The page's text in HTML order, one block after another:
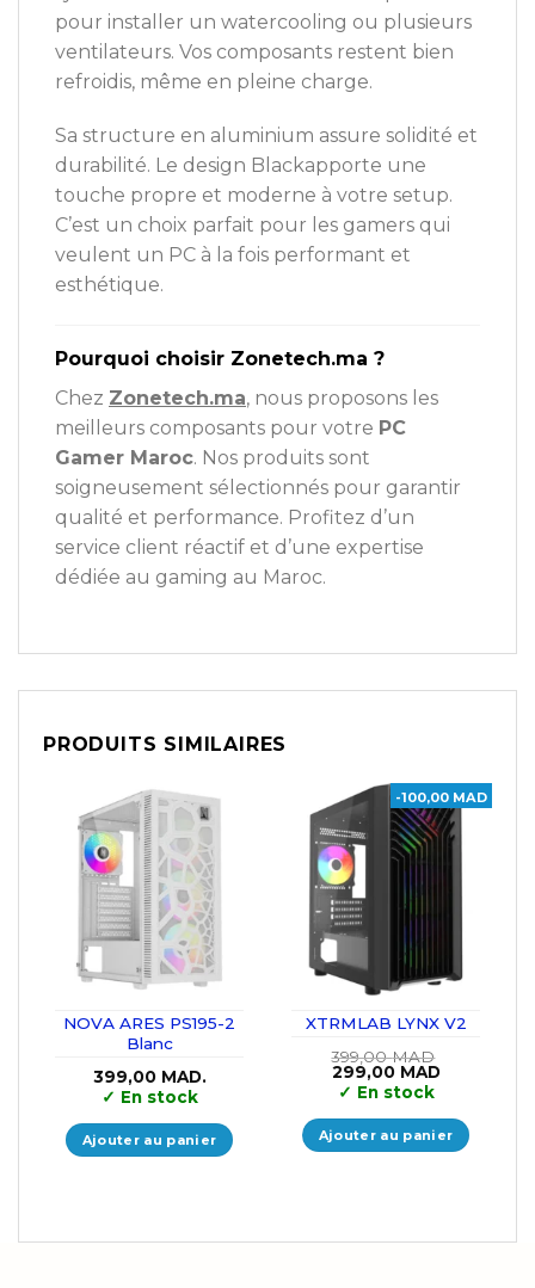
pour installer un watercooling ou plusieurs
ventilateurs. Vos composants restent bien
refroidis, même en pleine charge.
Sa structure en aluminium assure solidité et
durabilité. Le design Blackapporte une
touche propre et moderne à votre setup.
C’est un choix parfait pour les gamers qui
veulent un PC à la fois performant et
esthétique.
Pourquoi choisir Zonetech.ma ?
Chez Zonetech.ma, nous proposons les
meilleurs composants pour votre PC
Gamer Maroc. Nos produits sont
soigneusement sélectionnés pour garantir
qualité et performance. Profitez d’un
service client réactif et d’une expertise
dédiée au gaming au Maroc.
PRODUITS SIMILAIRES
NOVA ARES PS195-2
Blanc
399,00 MAD.
✓ En stock
Ajouter au panier
-100,00 MAD
XTRMLAB LYNX V2
399,00MAD
Le
prix
initial
était :
399,00 MAD.
299,00 MADLe
est :
299,00
✓ En stock
Ajouter au panier